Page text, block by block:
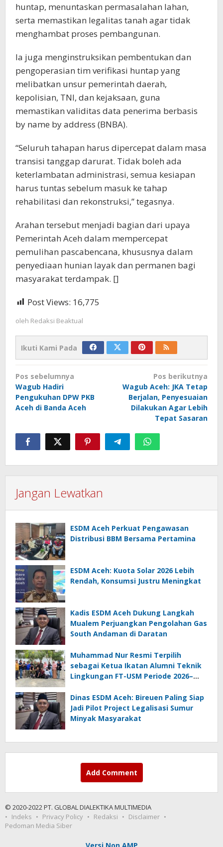
huntap, menuntaskan permasalahan lahan,
serta memastikan legalitas tanah agar tidak
menghambat proses pembangunan.
Ia juga menginstruksikan pembentukan dan
pengoperasian tim verifikasi huntap yang
melibatkan unsur pemerintah daerah,
kepolisian, TNI, dan kejaksaan, guna
memastikan validitas data penerima berbasis
by name by address (BNBA).
“Seluruh tahapan harus dipercepat dalam masa
transisi tanggap darurat. Tidak boleh ada
keterlambatan administrasi, semua kesiapan
harus tuntas sebelum masuk ke tahap
rehabilitasi dan rekonstruksi,” tegasnya.
Arahan tersebut menjadi bagian dari upaya
Pemerintah Aceh dalam mempercepat
pemulihan pascabencana, khususnya dalam
penyediaan hunian layak dan permanen bagi
masyarakat terdampak. []
Post Views: 16,775
oleh Redaksi Beaktual
Ikuti Kami Pada
Navigasi
pos
Pos sebelumnya
‎Wagub Hadiri
Pengukuhan DPW PKB
Aceh di Banda Aceh
Pos berikutnya
Wagub Aceh: JKA Tetap
Berjalan, Penyesuaian
Dilakukan Agar Lebih
Tepat Sasaran
Jangan Lewatkan
ESDM Aceh Perkuat Pengawasan
Distribusi BBM Bersama Pertamina
ESDM Aceh: Kuota Solar 2026 Lebih
Rendah, Konsumsi Justru Meningkat
Kadis ESDM Aceh Dukung Langkah
Mualem Perjuangkan Pengolahan Gas
South Andaman di Daratan
Muhammad Nur Resmi Terpilih
sebagai Ketua Ikatan Alumni Teknik
Lingkungan FT-USM Periode 2026–
Dinas ESDM Aceh: Bireuen Paling Siap
Jadi Pilot Project Legalisasi Sumur
Minyak Masyarakat
Add Comment
© 2020-2022 PT. GLOBAL DIALEKTIKA MULTIMEDIA
Indeks
Privacy Policy Redaksi
Disclaimer
Pedoman Media Siber